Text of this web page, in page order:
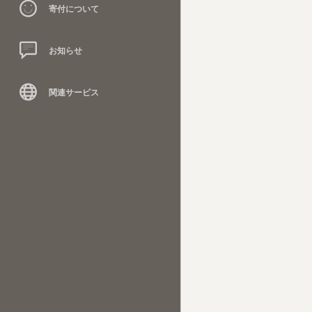
寄付について
お知らせ
関連サービス